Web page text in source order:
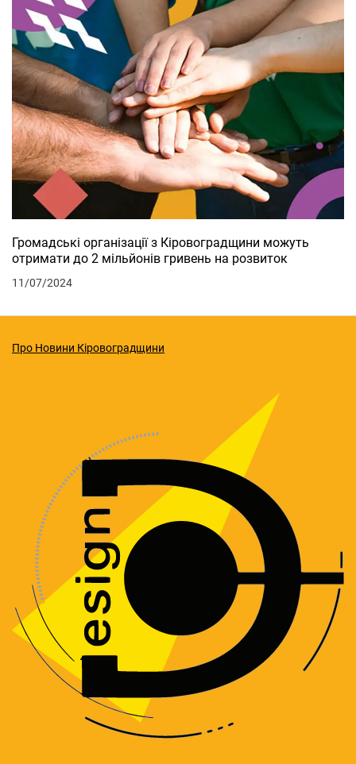
Громадські організації з Кіровоградщини можуть
отримати до 2 мільйонів гривень на розвиток
11/07/2024
Про Новини Кіровоградщини